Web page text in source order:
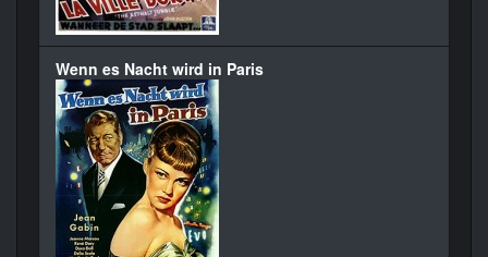
Wenn es Nacht wird in Paris